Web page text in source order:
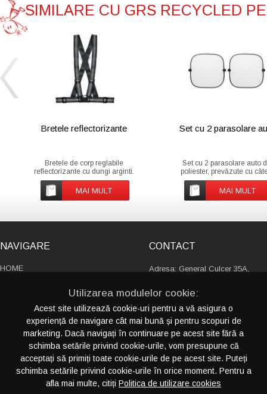
SIMILARE CU GRS RECYCLED
Bretele reflectorizante
Bretele de corp reglabile
reflectorizante cu dungi arginti.
Oferă vizibilitate 360°. Pentru
folosire doar în scopuri
MAI MULT
Set cu 2 parasolare
Set cu 2 parasolare auto
poliester, prevăzute cu
ventuze.
MAI MULT
NAVIGARE
HOME
CATALOAGE
SERVICII
PORTOFOLIU
CONTACT
CONTACT
Adresa: General Culcer 35A,
Romania
+4 021 230 13 88
+4 021 411 13 31
info@crispyideas.ro
Utilizarea modulelor cookie:
Acest site utilizează cookie-uri pentru a vă asigura o
experiență de navigare cât mai bună și pentru scopuri de
marketing. Dacă navigați în continuare pe acest site fără a
schimba setările privind cookie-urile, vom presupune că
acceptați să primiți toate cookie-urile de pe acest site. Puteți
schimba setările privind cookie-urile în orice moment. Pentru a
afla mai multe, citiți Politica de utilizare cookies